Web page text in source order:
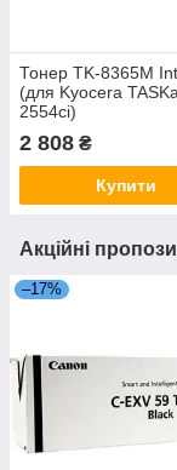
Тонер TK-8365M
(для Kyocera
2554ci)
2 808 ₴
Купити
Акційні
–17%